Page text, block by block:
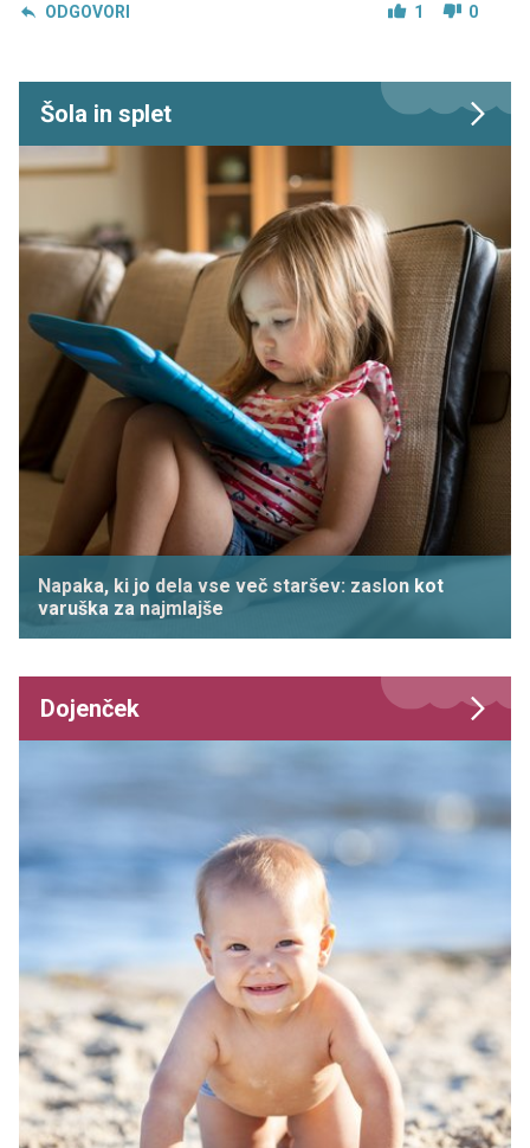
ODGOVORI 1 0
Šola in splet
Napaka, ki jo dela vse več staršev: zaslon kot
varuška za najmlajše
Dojenček